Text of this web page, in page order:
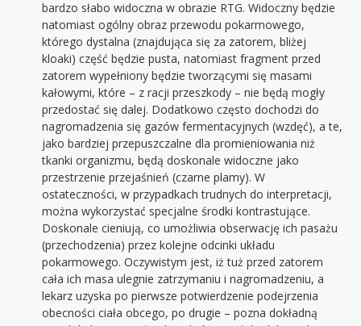
bardzo słabo widoczna w obrazie RTG. Widoczny będzie
natomiast ogólny obraz przewodu pokarmowego,
którego dystalna (znajdująca się za zatorem, bliżej
kloaki) część będzie pusta, natomiast fragment przed
zatorem wypełniony będzie tworzącymi się masami
kałowymi, które – z racji przeszkody – nie będą mogły
przedostać się dalej. Dodatkowo często dochodzi do
nagromadzenia się gazów fermentacyjnych (wzdęć), a te,
jako bardziej przepuszczalne dla promieniowania niż
tkanki organizmu, będą doskonale widoczne jako
przestrzenie przejaśnień (czarne plamy). W
ostateczności, w przypadkach trudnych do interpretacji,
można wykorzystać specjalne środki kontrastujące.
Doskonale cieniują, co umożliwia obserwację ich pasażu
(przechodzenia) przez kolejne odcinki układu
pokarmowego. Oczywistym jest, iż tuż przed zatorem
cała ich masa ulegnie zatrzymaniu i nagromadzeniu, a
lekarz uzyska po pierwsze potwierdzenie podejrzenia
obecności ciała obcego, po drugie – pozna dokładną